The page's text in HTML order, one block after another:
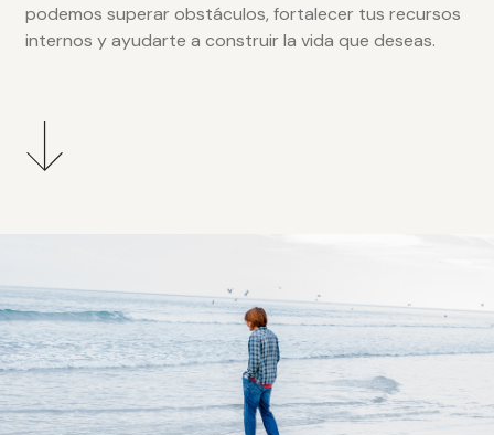
podemos superar obstáculos, fortalecer tus recursos
internos y ayudarte a construir la vida que deseas.